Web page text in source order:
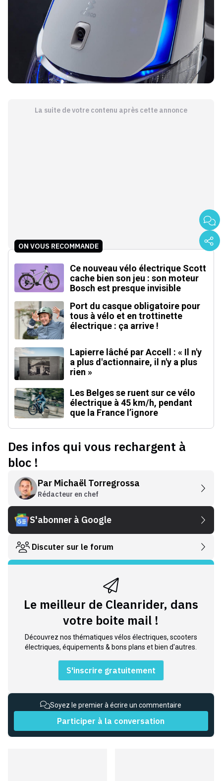
La suite de votre contenu après cette annonce
ON VOUS RECOMMANDE
Ce nouveau vélo électrique Scott
cache bien son jeu : son moteur
Bosch est presque invisible
Port du casque obligatoire pour
tous à vélo et en trottinette
électrique : ça arrive !
Lapierre lâché par Accell : « Il n'y
a plus d'actionnaire, il n'y a plus
rien »
Les Belges se ruent sur ce vélo
électrique à 45 km/h, pendant
que la France l’ignore
Des infos qui vous rechargent à
bloc !
Par Michaël Torregrossa
Rédacteur en chef
S'abonner à Google
Discuter sur le forum
Le meilleur de Cleanrider, dans
votre boite mail !
Découvrez nos thématiques vélos électriques, scooters
électriques, équipements & bons plans et bien d'autres.
S'inscrire gratuitement
Soyez le premier à écrire un commentaire
Participer à la conversation